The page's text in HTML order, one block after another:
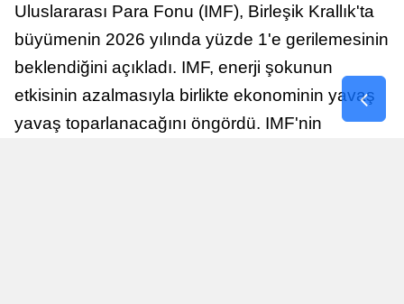
Uluslararası Para Fonu (IMF), Birleşik Krallık'ta
büyümenin 2026 yılında yüzde 1'e gerilemesinin
beklendiğini açıkladı. IMF, enerji şokunun
etkisinin azalmasıyla birlikte ekonominin yavaş
yavaş toparlanacağını öngördü. IMF'nin